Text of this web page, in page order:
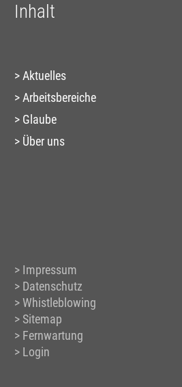
Inhalt
Aktuelles
Arbeitsbereiche
Glaube
Über uns
Impressum
Datenschutz
Whistleblowing
Sitemap
Fernwartung
Login